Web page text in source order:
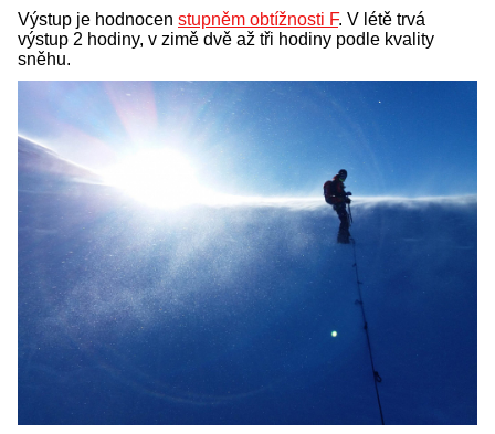
Výstup je hodnocen stupněm obtížnosti F. V létě trvá
výstup 2 hodiny, v zimě dvě až tři hodiny podle kvality
sněhu.